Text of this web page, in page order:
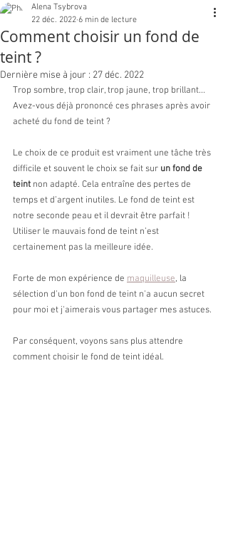
Comment choisir un fond de
teint ?
Alena Tsybrova
22 déc. 2022 6 min de lecture
Dernière mise à jour : 27 déc. 2022
Trop sombre, trop clair, trop jaune, trop brillant...
Avez-vous déjà prononcé ces phrases après avoir
acheté du fond de teint ?
Le choix de ce produit est vraiment une tâche très
difficile et souvent le choix se fait sur un fond de
teint non adapté. Cela entraîne des pertes de
temps et d’argent inutiles. Le fond de teint est
notre seconde peau et il devrait être parfait !
Utiliser le mauvais fond de teint n’est
certainement pas la meilleure idée.
Forte de mon expérience de maquilleuse, la
sélection d'un bon fond de teint n'a aucun secret
pour moi et j'aimerais vous partager mes astuces.
Par conséquent, voyons sans plus attendre
comment choisir le fond de teint idéal.